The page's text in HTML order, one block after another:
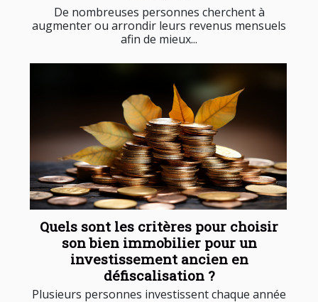
De nombreuses personnes cherchent à
augmenter ou arrondir leurs revenus mensuels
afin de mieux...
Quels sont les critères pour choisir
son bien immobilier pour un
investissement ancien en
défiscalisation ?
Plusieurs personnes investissent chaque année